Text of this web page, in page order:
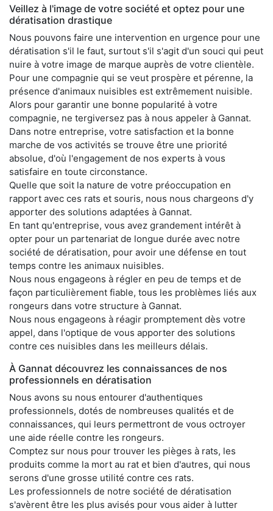
Veillez à l'image de votre société et optez pour une
dératisation drastique
Nous pouvons faire une intervention en urgence pour une
dératisation s'il le faut, surtout s'il s'agit d'un souci qui peut
nuire à votre image de marque auprès de votre clientèle.
Pour une compagnie qui se veut prospère et pérenne, la
présence d'animaux nuisibles est extrêmement nuisible.
Alors pour garantir une bonne popularité à votre
compagnie, ne tergiversez pas à nous appeler à Gannat.
Dans notre entreprise, votre satisfaction et la bonne
marche de vos activités se trouve être une priorité
absolue, d'où l'engagement de nos experts à vous
satisfaire en toute circonstance.
Quelle que soit la nature de votre préoccupation en
rapport avec ces rats et souris, nous nous chargeons d'y
apporter des solutions adaptées à Gannat.
En tant qu'entreprise, vous avez grandement intérêt à
opter pour un partenariat de longue durée avec notre
société de dératisation, pour avoir une défense en tout
temps contre les animaux nuisibles.
Nous nous engageons à régler en peu de temps et de
façon particulièrement fiable, tous les problèmes liés aux
rongeurs dans votre structure à Gannat.
Nous nous engageons à réagir promptement dès votre
appel, dans l'optique de vous apporter des solutions
contre ces nuisibles dans les meilleurs délais.
À Gannat découvrez les connaissances de nos
professionnels en dératisation
Nous avons su nous entourer d'authentiques
professionnels, dotés de nombreuses qualités et de
connaissances, qui leurs permettront de vous octroyer
une aide réelle contre les rongeurs.
Comptez sur nous pour trouver les pièges à rats, les
produits comme la mort au rat et bien d'autres, qui nous
serons d'une grosse utilité contre ces rats.
Les professionnels de notre société de dératisation
s'avèrent être les plus avisés pour vous aider à lutter